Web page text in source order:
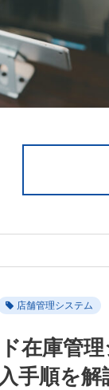
店舗管理システム
在庫管
手順を解